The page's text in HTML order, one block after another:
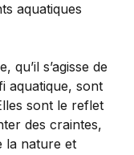
aquatiques
qu’il s’agisse de
aquatique, sont
sont le reflet
des craintes,
la nature et